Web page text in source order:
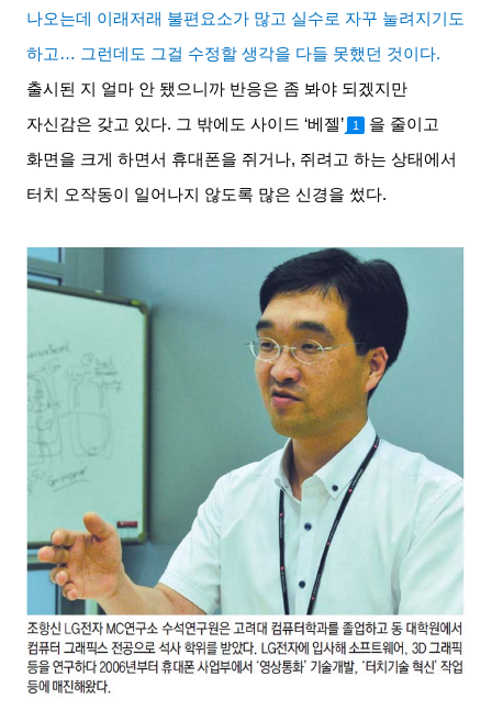
나오는데 이래저래 불편요소가 많고 실수로 자꾸 눌려지기도
하고 … 그런데도 그걸 수정할 생각을 다들 못했던 것이다.
출시된 지 얼마 안 됐으니까 반응은 좀 봐야 되겠지만
자신감은 갖고 있다. 그 밖에도 사이드 ‘베젤’ 1
을 줄이고
화면을 크게 하면서 휴대폰을 쥐거나, 쥐려고 하는 상태에서
터치 오작동이 일어나지 않도록 많은 신경을 썼다.